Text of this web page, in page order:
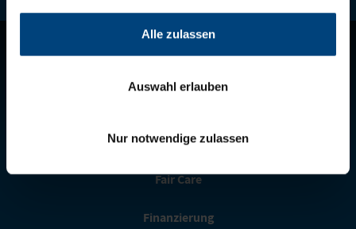
Alle zulassen
Auswahl erlauben
Nur notwendige zulassen
Garantie
Fair Care
Finanzierung